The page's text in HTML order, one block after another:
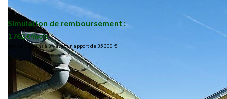
Simulation de remboursement :
1 762 €/mois
pendant 20 ans à 3% avec un apport de 35 300 €
Description